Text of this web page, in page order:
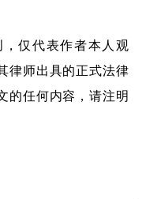
仅代表作者本人观
律师出具的正式法律
的任何内容，请注明